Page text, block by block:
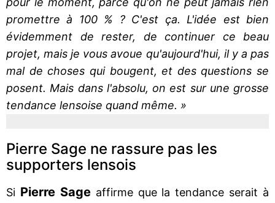
promettre à 100 % ? C'est ça. L'idée est bien
évidemment de rester, de continuer ce beau
projet, mais je vous avoue qu'aujourd'hui, il y a pas
mal de choses qui bougent, et des questions se
posent. Mais dans l'absolu, on est sur une grosse
tendance lensoise quand même. »
Pierre Sage ne rassure pas les
supporters lensois
Si Pierre Sageaffirme que la tendance serait à